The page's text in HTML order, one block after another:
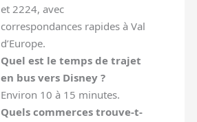
et 2224, avec
correspondances rapides à Val
d’Europe.
Quel est le temps de trajet
en bus vers Disney ?
Environ 10 à 15 minutes.
Quels commerces trouve-t-